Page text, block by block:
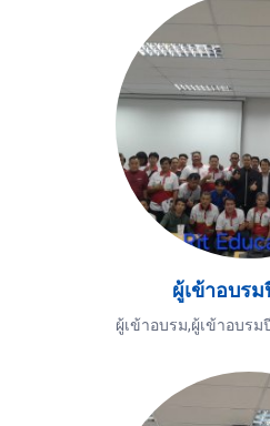
ผู้เข้าอบรม
ผู้เข้าอบรม,ผู้เข้าอบรม